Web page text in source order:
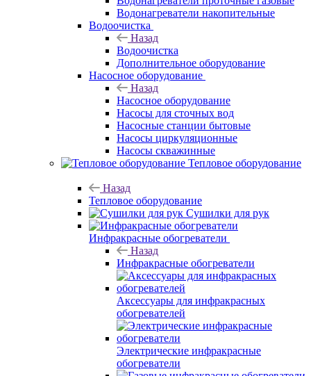
Водонагреватели накопительные
Водоочистка
Назад
Водоочистка
Дополнительное оборудование
Насосное оборудование
Назад
Насосное оборудование
Насосы для сточных вод
Насосные станции бытовые
Насосы циркуляционные
Насосы скважинные
Тепловое оборудование
Назад
Тепловое оборудование
Сушилки для рук
Инфракрасные обогреватели
Назад
Инфракрасные обогреватели
Аксессуары для инфракрасных
обогревателей
Электрические инфракрасные
обогреватели